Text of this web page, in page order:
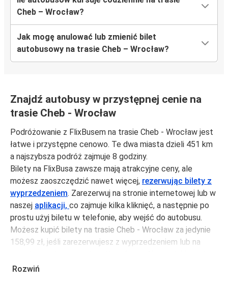
Cheb – Wrocław?
Jak mogę anulować lub zmienić bilet
autobusowy na trasie Cheb – Wrocław?
Znajdź autobusy w przystępnej cenie na
trasie Cheb - Wrocław
Podróżowanie z FlixBusem na trasie Cheb - Wrocław jest
łatwe i przystępne cenowo. Te dwa miasta dzieli 451 km
a najszybsza podróż zajmuje 8 godziny.
Bilety na FlixBusa zawsze mają atrakcyjne ceny, ale
możesz zaoszczędzić nawet więcej, rezerwując bilety z
wyprzedzeniem. Zarezerwuj na stronie internetowej lub w
naszej aplikacji, co zajmuje kilka kliknięć, a następnie po
prostu użyj biletu w telefonie, aby wejść do autobusu.
Możesz kupić bilety na trasie Cheb - Wrocław za jedynie
158,99 zł, jeśli zarezerwujesz z wyprzedzeniem lub na
szybko, łatwo i zadbać o zmniejszanie śladu węglowego,
Rozwiń